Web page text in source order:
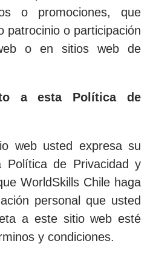
o promociones, que
patrocinio o participación
o en sitios web de
a esta Política de
web usted expresa su
Política de Privacidad y
WorldSkills Chile haga
personal que usted
a este sitio web esté
y condiciones.